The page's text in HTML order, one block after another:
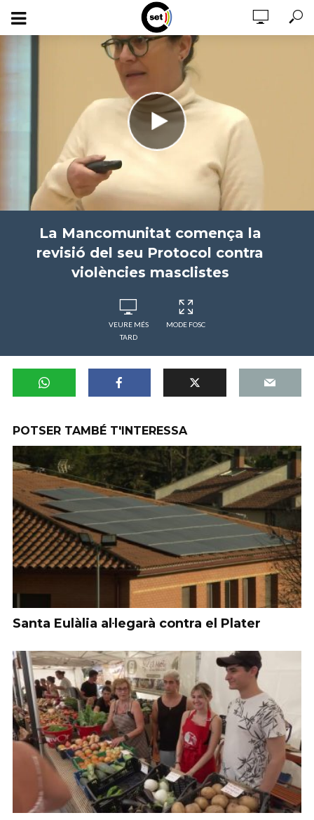
La Mancomunitat comença la
revisió del seu Protocol contra
violències masclistes
VEURE MÉS
TARD
MODE FOSC
POTSER TAMBÉ T'INTERESSA
Santa Eulàlia al·legarà contra el Plater